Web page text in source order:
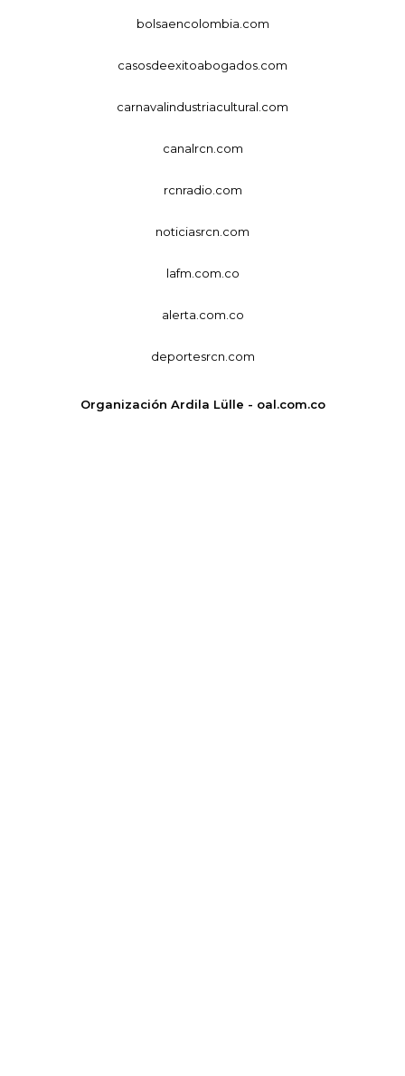
bolsaencolombia.com
casosdeexitoabogados.com
carnavalindustriacultural.com
canalrcn.com
rcnradio.com
noticiasrcn.com
lafm.com.co
alerta.com.co
deportesrcn.com
Organización Ardila Lülle - oal.com.co